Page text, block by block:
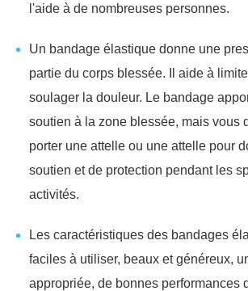
l'aide à de nombreuses personnes.
Un bandage élastique donne une
partie du corps blessée. Il aide à
soulager la douleur. Le bandage
soutien à la zone blessée, mais vous
porter une attelle ou une attelle pour
soutien et de protection pendant les
activités.
Les caractéristiques des bandages
faciles à utiliser, beaux et généreux,
appropriée, de bonnes performances